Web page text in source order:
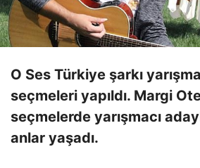
O Ses Türkiye şarkı
seçmeleri yapıldı. Margi
seçmelerde yarışmacı
anlar yaşadı.